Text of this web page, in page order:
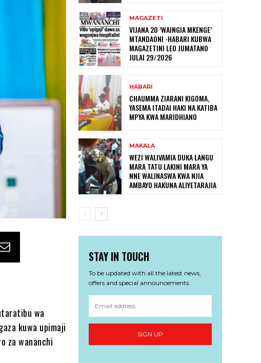
wa
kuwa upimaji
za wananchi
MAGAZETI
VIJANA 20 ‘WAINGIA MKENGE’
MTANDAONI -HABARI KUBWA
MAGAZETINI LEO JUMATANO
JULAI 29/2026
HABARI
CHAUMMA ZIARANI KIGOMA,
YASEMA ITADAI HAKI NA KATIBA
MPYA KWA MARIDHIANO
MAKALA
WEZI WALIVAMIA DUKA LANGU
MARA TATU LAKINI MARA YA
NNE WALINASWA KWA NJIA
AMBAYO HAKUNA ALIYETARAJIA
STAY IN TOUCH
To be updated with all the latest news,
offers and special announcements.
SIGN UP